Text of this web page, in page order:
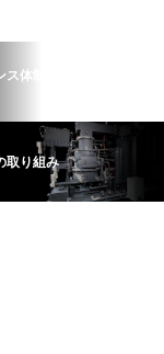
ス体制 トラブルケア
取り組み